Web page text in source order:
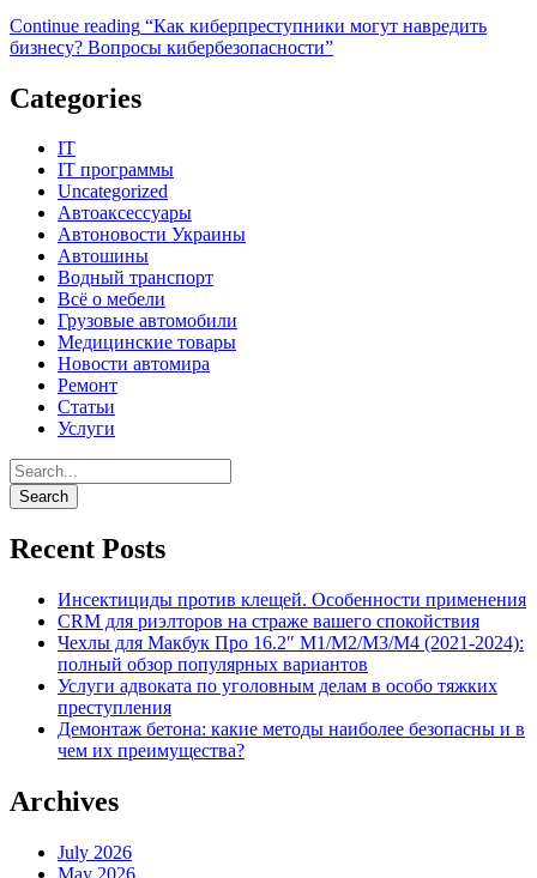
Continue reading “Как киберпреступники могут навредить
бизнесу? Вопросы кибербезопасности”
Categories
IT
IT программы
Uncategorized
Автоаксессуары
Автоновости Украины
Автошины
Водный транспорт
Всё о мебели
Грузовые автомобили
Медицинские товары
Новости автомира
Ремонт
Статьи
Услуги
Recent Posts
Инсектициды против клещей. Особенности применения
CRM для риэлторов на страже вашего спокойствия
Чехлы для Макбук Про 16.2″ M1/M2/M3/M4 (2021-2024):
полный обзор популярных вариантов
Услуги адвоката по уголовным делам в особо тяжких
преступления
Демонтаж бетона: какие методы наиболее безопасны и в
чем их преимущества?
Archives
July 2026
May 2026